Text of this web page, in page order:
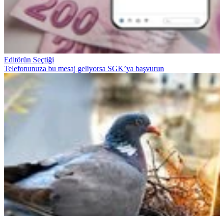
Editörün Seçtiği
Telefonunuza bu mesaj geliyorsa SGK’ya başvurun